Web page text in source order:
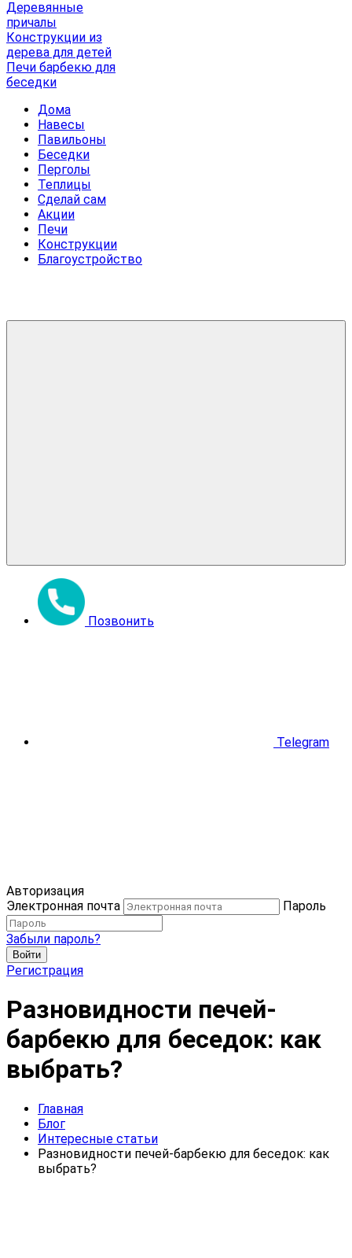
Деревянные
причалы
Конструкции из
дерева для детей
Печи барбекю для
беседки
Дома
Навесы
Павильоны
Беседки
Перголы
Теплицы
Сделай сам
Акции
Печи
Конструкции
Благоустройство
Позвонить
Telegram
Авторизация
Электронная почта
Пароль
Забыли пароль?
Войти
Регистрация
Разновидности печей-
барбекю для беседок: как
выбрать?
Главная
Блог
Интересные статьи
Разновидности печей-барбекю для беседок: как
выбрать?